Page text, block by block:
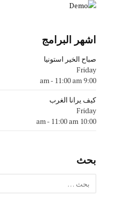
اشهر البرامج
صباح الخير استونيا
Friday
9:00 am
- 11:00 am
كيف يرانا الغرب
Friday
10:00 am
- 11:00 am
بحث